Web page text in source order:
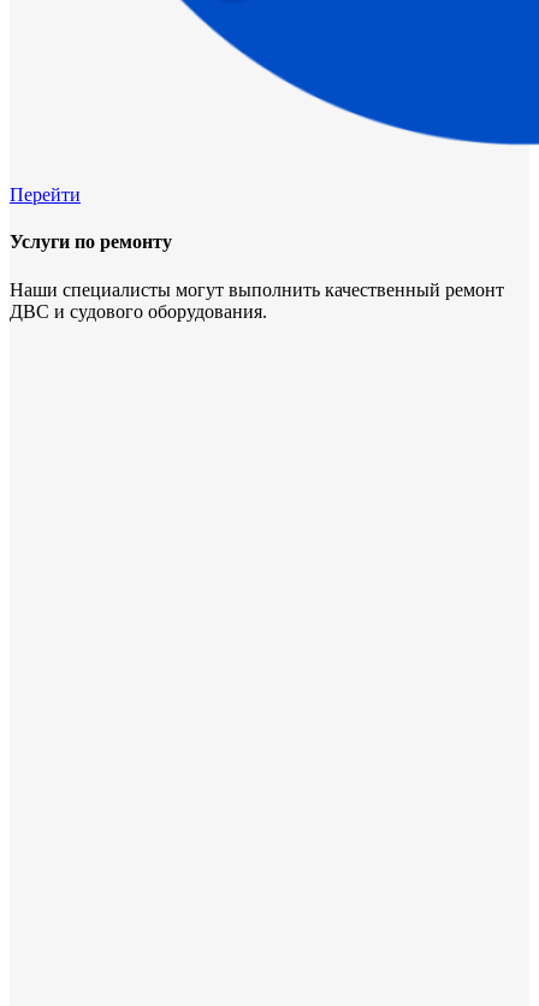
Перейти
Услуги по ремонту
Наши специалисты могут выполнить качественный ремонт
ДВС и судового оборудования.